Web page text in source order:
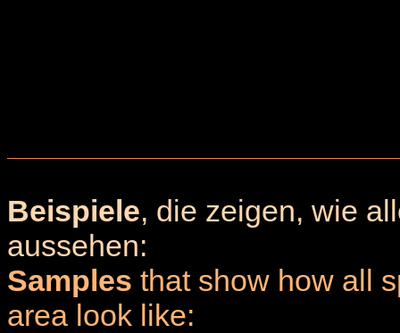
Beispiele, die zeigen, wie
aussehen:
Samples that show how all
area look like: